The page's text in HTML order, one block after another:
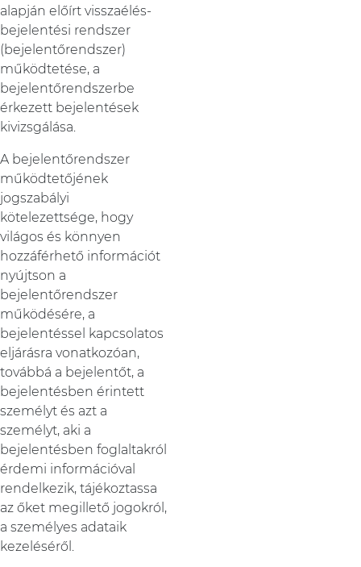
alapján előírt visszaélés-
bejelentési rendszer
(bejelentőrendszer)
működtetése, a
bejelentőrendszerbe
érkezett bejelentések
kivizsgálása.
A bejelentőrendszer
működtetőjének
jogszabályi
kötelezettsége, hogy
világos és könnyen
hozzáférhető információt
nyújtson a
bejelentőrendszer
működésére, a
bejelentéssel kapcsolatos
eljárásra vonatkozóan,
továbbá a bejelentőt, a
bejelentésben érintett
személyt és azt a
személyt, aki a
bejelentésben foglaltakról
érdemi információval
rendelkezik, tájékoztassa
az őket megillető jogokról,
a személyes adataik
kezeléséről.